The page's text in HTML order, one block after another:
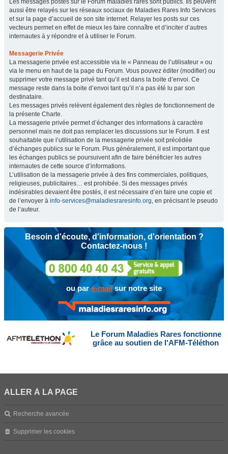
Les messages postés sur le Forum maladies rares sont publics. Ils peuvent
aussi être relayés sur les réseaux sociaux de Maladies Rares Info Services
et sur la page d’accueil de son site internet. Relayer les posts sur ces
vecteurs permet en effet de mieux les faire connaître et d’inciter d’autres
internautes à y répondre et à utiliser le Forum.
Messagerie Privée
La messagerie privée est accessible via le « Panneau de l’utilisateur » ou
via le menu en haut de la page du Forum. Vous pouvez éditer (modifier) ou
supprimer votre message privé tant qu’il est dans la boite d’envoi. Ce
message reste dans la boite d’envoi tant qu’il n’a pas été lu par son
destinataire.
Les messages privés relèvent également des règles de fonctionnement de
la présente Charte.
La messagerie privée permet d’échanger des informations à caractère
personnel mais ne doit pas remplacer les discussions sur le Forum. Il est
souhaitable que l’utilisation de la messagerie privée soit précédée
d’échanges publics sur le Forum. Plus généralement, il est important que
les échanges publics se poursuivent afin de faire bénéficier les autres
internautes de cette source d’informations.
L’utilisation de la messagerie privée à des fins commerciales, politiques,
religieuses, publicitaires… est prohibée. Si des messages privés
indésirables devaient être postés, il est nécessaire d’en faire une copie et
de l’envoyer à info-services@maladiesraresinfo.org, en précisant le pseudo
de l’auteur.
Besoin d'écoute, d'information, d'orientation ?
Contactez-nous !
ou pare-mailsur notre site
Le Forum Maladies Rares fonctionne
grâce au soutien de l'AFM-Téléthon
ALLER À LA PAGE
Recherche avancée
Supprimer les cookies